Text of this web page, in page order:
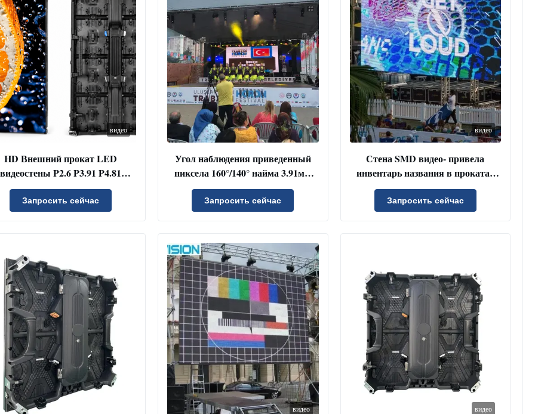
видео
HD Внешний прокат LED
видеостены P2.6 P3.91 P4.81
Полный цвет
Запросить сейчас
Угол наблюдения приведенный
пиксела 160°/140° найма 3.91мм
экрана яркости регулируемый на
открытом воздухе
Запросить сейчас
видео
Стена SMD видео- привела
инвентарь названия в прокатах
CA и TX на открытом воздухе
Запросить сейчас
видео видео